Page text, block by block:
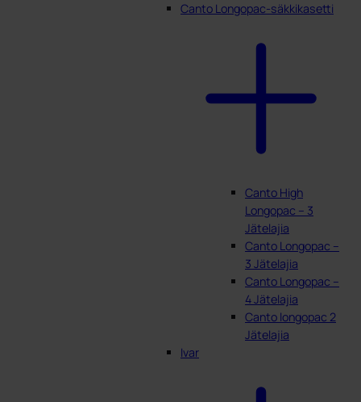
Canto Longopac-säkkikasetti
Canto High
Longopac – 3
Jätelajia
Canto Longopac –
3 Jätelajia
Canto Longopac –
4 Jätelajia
Canto longopac 2
Jätelajia
Ivar